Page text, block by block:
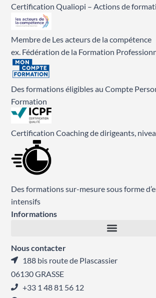
Certification Qualiopi – Actions de
Membre de Les acteurs de la compétence
ex. Fédération de la Formation
Des formations éligibles au Compte
Formation
Certification Coaching de dirigeants,
Des formations sur-mesure sous forme
intensifs
Informations
Nous contacter
188 bis route de Plascassier
06130 GRASSE
+33 1 48 81 56 12